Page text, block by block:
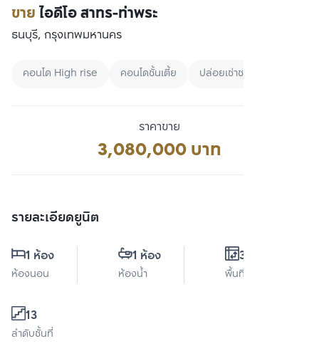
ขายไอดีโอ สาทร-ท่าพระ
ธนบุรี, กรุงเทพมหานคร
คอนโด High rise คอนโดชั้นเตี้ย ปล่อยเช่าชาวต่างชาติ
ราคาขาย
3,080,000 บาท
รายละเอียดยูนิต
1 ห้อง
ห้องนอน
1 ห้อง
ห้องน้ำ
35 ตร.ม.
พื้นที่ใช้สอย
13
ลำดับชั้นที่